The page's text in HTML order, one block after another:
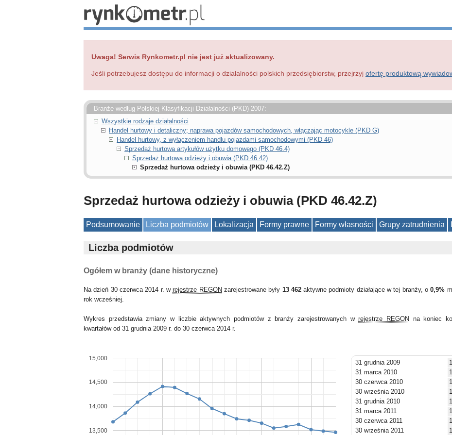
Uwaga! Serwis Rynkometr.pl nie jest już aktualizowany.
Jeśli potrzebujesz dostępu do informacji o działalności polskich przedsiębiorstw, przejrzyj ofertę produktową
Branże według Polskiej Klasyfikacji Działalności (PKD) 2007:
Wszystkie rodzaje działalności
Handel hurtowy i detaliczny; naprawa pojazdów samochodowych, włączając motocykle (PKD G)
Handel hurtowy, z wyłączeniem handlu pojazdami samochodowymi (PKD 46)
Sprzedaż hurtowa artykułów użytku domowego (PKD 46.4)
Sprzedaż hurtowa odzieży i obuwia (PKD 46.42)
Sprzedaż hurtowa odzieży i obuwia (PKD 46.42.Z)
Sprzedaż hurtowa odzieży i obuwia (PKD 46.42.Z)
Podsumowanie Liczba podmiotów Lokalizacja Formy prawne Formy własności Grupy zatrudnienia
Liczba podmiotów
Ogółem w branży (dane historyczne)
Na dzień 30 czerwca 2014 r. wrejestrze REGON zarejestrowane były 13 462aktywne podmioty działające w tej branży, o0,9%
rok wcześniej.
Wykres przedstawia zmiany w liczbie aktywnych podmiotów z branży zarejestrowanych wrejestrze REGON na koniec
kwartałów od 31 grudnia 2009 r. do 30 czerwca 2014 r.
13,500
14,000
14,500
15,000
31 grudnia 2009
31 marca 2010
30 czerwca 2010
30 września 2010
31 grudnia 2010
31 marca 2011
30 czerwca 2011
30 września 2011